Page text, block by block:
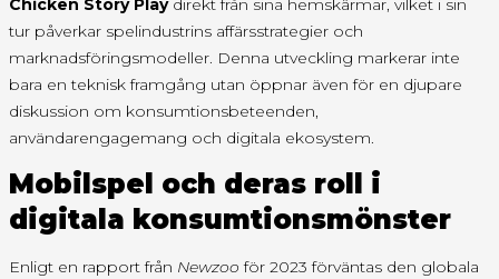
Chicken Story Playdirekt från sina hemskärmar, vilket i sin
tur påverkar spelindustrins affärsstrategier och
marknadsföringsmodeller. Denna utveckling markerar inte
bara en teknisk framgång utan öppnar även för en djupare
diskussion om konsumtionsbeteenden,
användarengagemang och digitala ekosystem.
Mobilspel och deras roll i
digitala konsumtionsmönster
Enligt en rapport från Newzoo för 2023 förväntas den globala